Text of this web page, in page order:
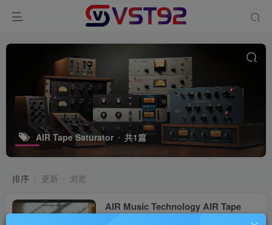
AIR Tape Saturator 共1篇
排序 更新 浏览
AIR Music Technology AIR Tape